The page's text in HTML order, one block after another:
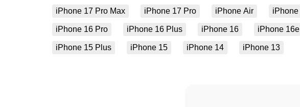
iPhone 17 Pro Max iPhone 17 Pro iPhone Air iPhone
iPhone 16 Pro iPhone 16 Plus iPhone 16 iPhone 16e
iPhone 15 Plus iPhone 15 iPhone 14 iPhone 13